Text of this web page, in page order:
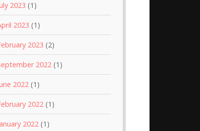
2023 (1)
2023 (1)
2023 (2)
2022(1)
2022(1)
2022(1)
2022(1)